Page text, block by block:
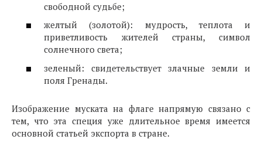
свободной судьбе;
желтый (золотой): мудрость, теплота и
приветливость жителей страны, символ
солнечного света;
зеленый: свидетельствует злачные земли и
поля Гренады.
Изображение муската на флаге напрямую связано с
тем, что эта специя уже длительное время имеется
основной статьей экспорта в стране.